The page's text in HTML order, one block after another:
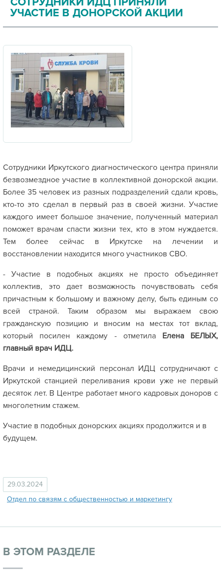
УЧАСТИЕ В ДОНОРСКОЙ АКЦИИ
Сотрудники Иркутского диагностического центра приняли
безвозмездное участие в коллективной донорской акции.
Более 35 человек из разных подразделений сдали кровь,
кто-то это сделал в первый раз в своей жизни. Участие
каждого имеет большое значение, полученный материал
поможет врачам спасти жизни тех, кто в этом нуждается.
Тем более сейчас в Иркутске на лечении и
восстановлении находится много участников СВО.
- Участие в подобных акциях не просто объединяет
коллектив, это дает возможность почувствовать себя
причастным к большому и важному делу, быть единым со
всей страной. Таким образом мы выражаем свою
гражданскую позицию и вносим на местах тот вклад,
который посилен каждому - отметила Елена БЕЛЫХ,
главный врач ИДЦ.
Врачи и немедицинский персонал ИДЦ сотрудничают с
Иркутской станцией переливания крови уже не первый
десяток лет. В Центре работает много кадровых доноров с
многолетним стажем.
Участие в подобных донорских акциях продолжится и в
будущем.
29.03.2024
Отдел по связям с общественностью и маркетингу
В ЭТОМ РАЗДЕЛЕ